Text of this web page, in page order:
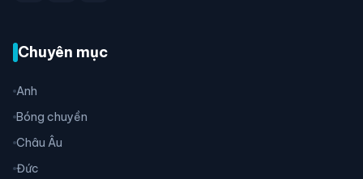
Chuyên mục
Anh
Bóng chuyền
Châu Âu
Đức